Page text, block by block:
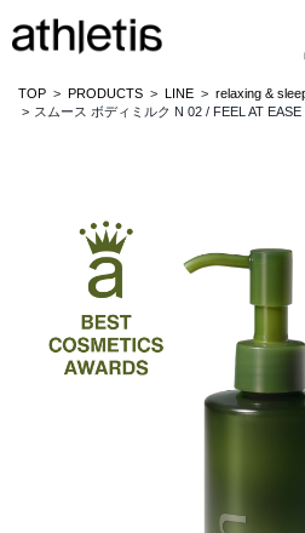
コンテンツに移動
TOP PRODUCTS LINE
relaxing &
スムース ボディミルク N 02 / FEEL AT EASE